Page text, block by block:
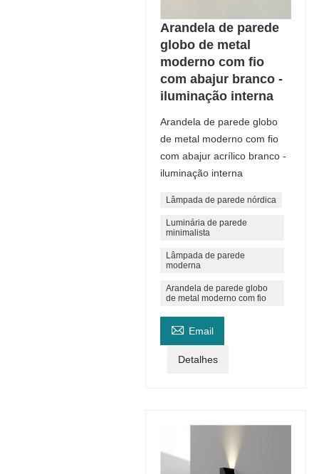
Arandela de parede
globo de metal
moderno com fio
com abajur branco -
iluminação interna
Arandela de parede globo
de metal moderno com fio
com abajur acrílico branco -
iluminação interna
Lâmpada de parede nórdica
Luminária de parede
minimalista
Lâmpada de parede
moderna
Arandela de parede globo
de metal moderno com fio
 Email
Detalhes